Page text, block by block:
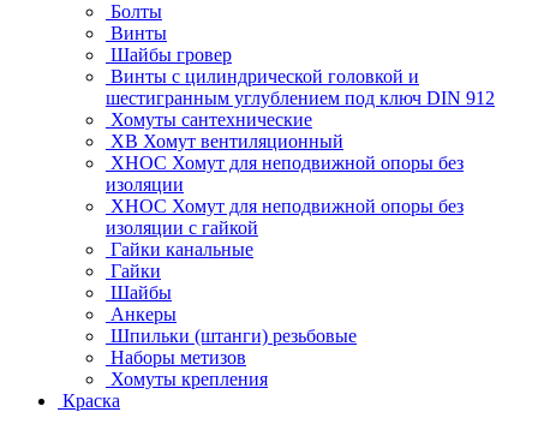
Болты
Винты
Шайбы гровер
Винты с цилиндрической головкой и
шестигранным углублением под ключ DIN 912
Хомуты сантехнические
ХВ Хомут вентиляционный
ХНОС Хомут для неподвижной опоры без
изоляции
ХНОС Хомут для неподвижной опоры без
изоляции с гайкой
Гайки канальные
Гайки
Шайбы
Анкеры
Шпильки (штанги) резьбовые
Наборы метизов
Хомуты крепления
Краска